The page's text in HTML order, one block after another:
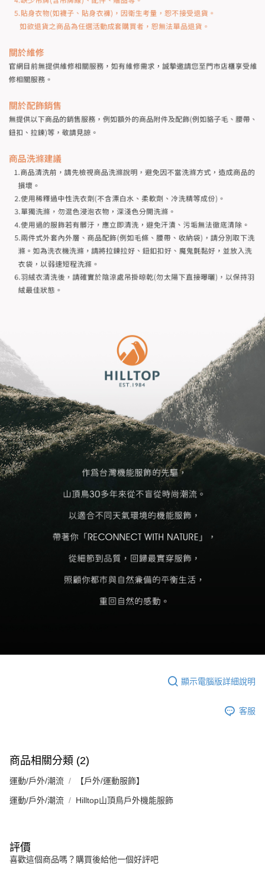
顯示電腦版詳細說明
客服
商品相關分類 (2)
運動/戶外/潮流 【戶外/運動服飾】
運動/戶外/潮流 Hilltop山頂鳥戶外機能服飾
評價
喜歡這個商品嗎？購買後給他一個好評吧